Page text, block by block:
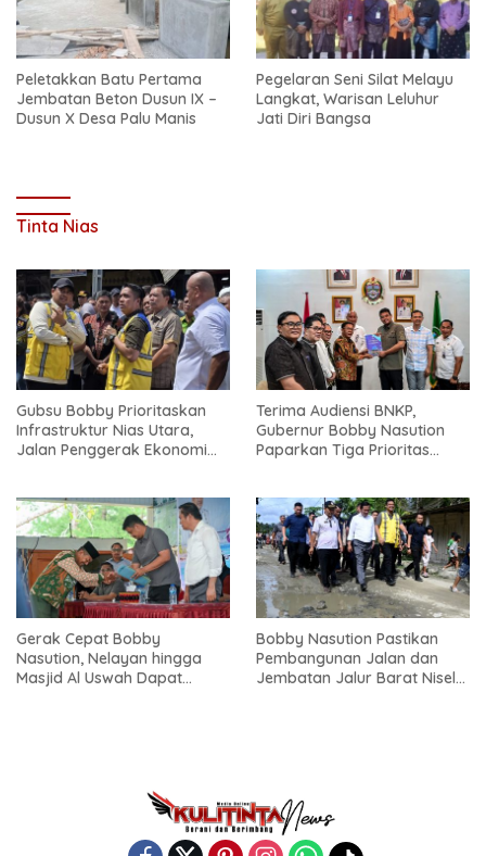
Peletakkan Batu Pertama
Jembatan Beton Dusun IX –
Dusun X Desa Palu Manis
Pegelaran Seni Silat Melayu
Langkat, Warisan Leluhur
Jati Diri Bangsa
Tinta Nias
Gubsu Bobby Prioritaskan
Infrastruktur Nias Utara,
Jalan Penggerak Ekonomi
Terima Audiensi BNKP,
Gubernur Bobby Nasution
Paparkan Tiga Prioritas
Gerak Cepat Bobby
Nasution, Nelayan hingga
Masjid Al Uswah Dapat
Bobby Nasution Pastikan
Pembangunan Jalan dan
Jembatan Jalur Barat Nisel-